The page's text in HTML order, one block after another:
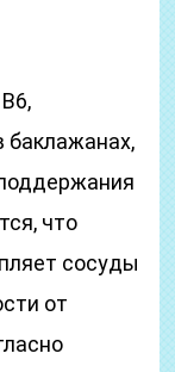
что
сосуды
от